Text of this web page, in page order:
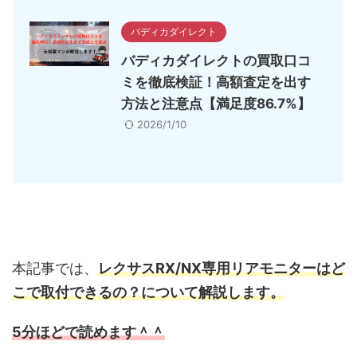
バディカダイレクト
バディカダイレクトの買取口コ
ミを徹底検証！高額査定を出す
方法と注意点【満足度86.7%】
2026/1/10
本記事では、 レクサスRX/NX専用リアモニターはど
こで取付できるの？について解説します。
5分ほどで読めます＾＾